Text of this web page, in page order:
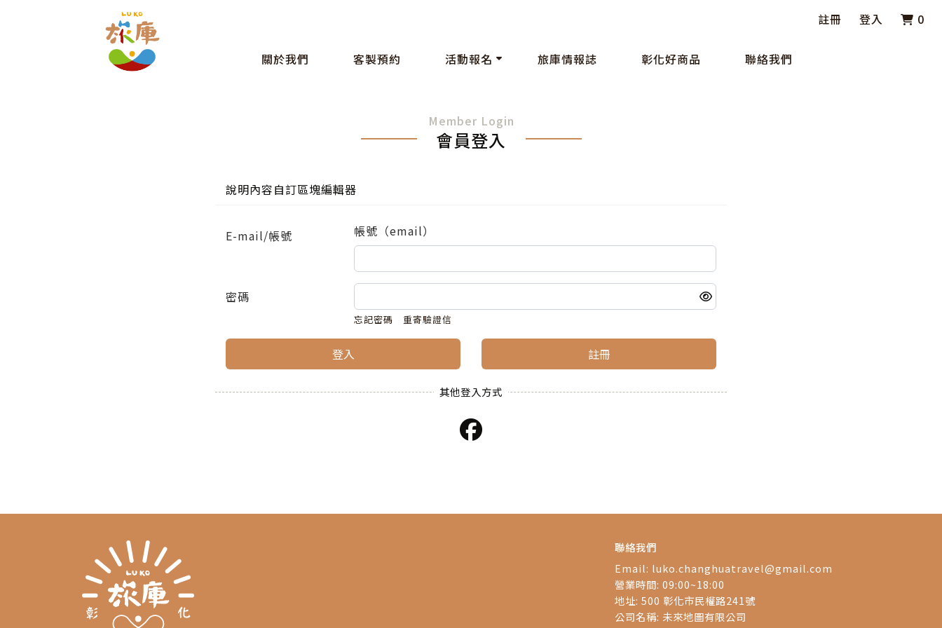
註冊 登入 0
關於我們 客製預約 活動報名 旅庫情報誌 彰化好商品 聯絡我們
Member Login
會員登入
說明內容自訂區塊編輯器
E-mail/帳號 帳號（email）
密碼
忘記密碼 重寄驗證信
登入 註冊
聯絡我們
Email: luko.changhuatravel@gmail.com
營業時間: 09:00~18:00
地址: 500 彰化市民權路241號
公司名稱: 未來地圖有限公司